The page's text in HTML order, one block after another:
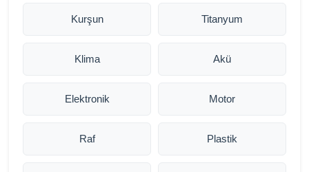
Kurşun Titanyum
Klima Akü
Elektronik Motor
Raf Plastik